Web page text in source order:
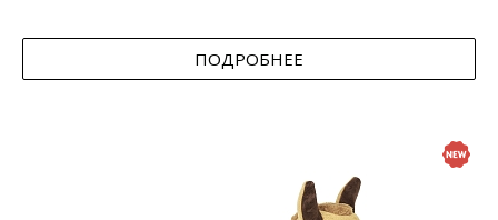
ПОДРОБНЕЕ